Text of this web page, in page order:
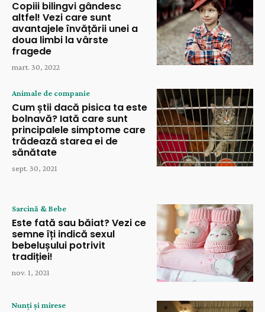
Copiii bilingvi gândesc
altfel! Vezi care sunt
avantajele învățării unei a
doua limbi la vârste
fragede
mart. 30, 2022
Animale de companie
Cum știi dacă pisica ta este
bolnavă? Iată care sunt
principalele simptome care
trădează starea ei de
sănătate
sept. 30, 2021
Sarcină & Bebe
Este fată sau băiat? Vezi ce
semne îți indică sexul
bebelușului potrivit
tradiției!
nov. 1, 2021
Nunți și mirese